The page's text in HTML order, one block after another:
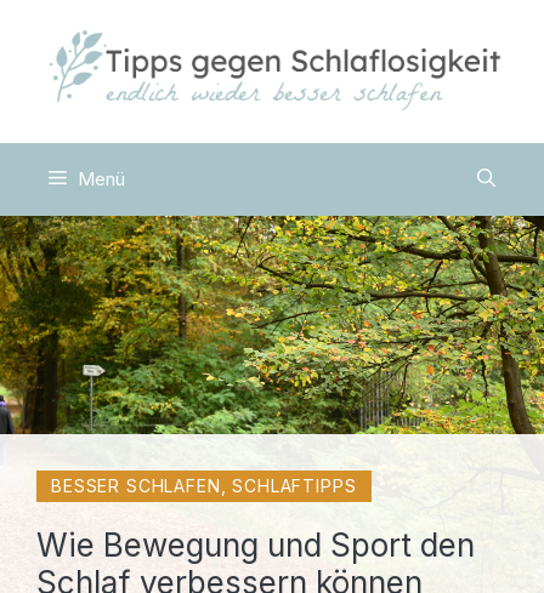
springen
Menü
BESSER SCHLAFEN ,SCHLAFTIPPS
Wie Bewegung und Sport den
Schlaf verbessern können